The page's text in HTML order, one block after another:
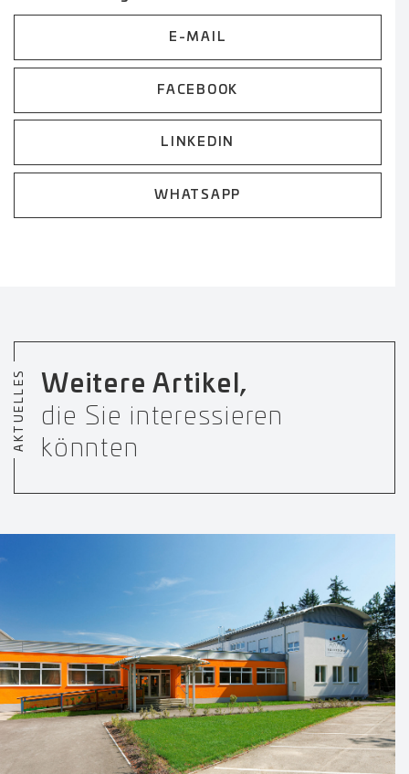
E-MAIL
FACEBOOK
LINKEDIN
WHATSAPP
AKTUELLES
Weitere Artikel,
die Sie interessieren
könnten